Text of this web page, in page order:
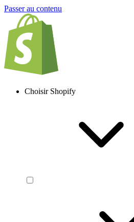
Passer au contenu
Choisir Shopify